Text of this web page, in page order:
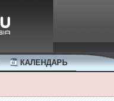
КАЛЕНДАРЬ